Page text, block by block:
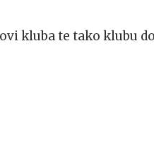
kluba te tako klubu